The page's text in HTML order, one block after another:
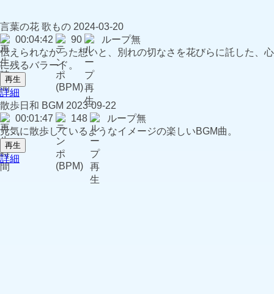
言葉の花 歌もの 2024-03-20
00:04:42
90
ループ無
伝えられなかった想いと、別れの切なさを花びらに託した、心
に残るバラード。
再生
詳細
散歩日和 BGM 2023-09-22
00:01:47
148
ループ無
元気に散歩しているようなイメージの楽しいBGM曲。
再生
詳細